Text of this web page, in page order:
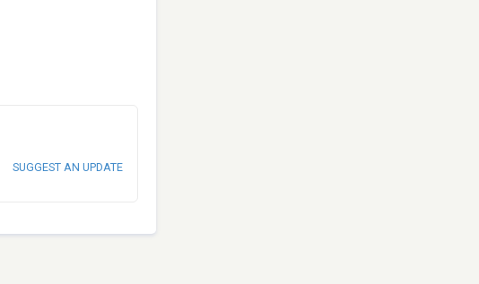
SUGGEST AN UPDATE